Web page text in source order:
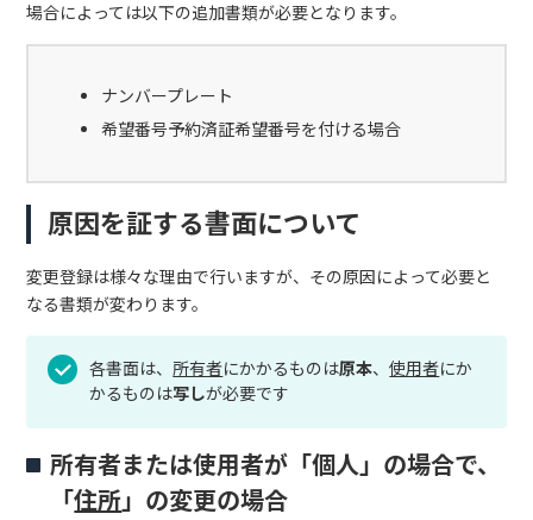
場合によっては以下の追加書類が必要となります。
ナンバープレート
希望番号予約済証希望番号を付ける場合
原因を証する書面について
変更登録は様々な理由で行いますが、その原因によって必要と
なる書類が変わります。
各書面は、所有者にかかるものは原本、使用者にか
かるものは写しが必要です
所有者または使用者が「個人」の場合で、
「住所」の変更の場合